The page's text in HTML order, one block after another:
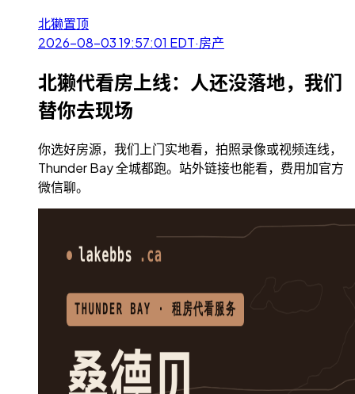
北獭置顶
2026-08-03 19:57:01 EDT·房产
北獭代看房上线：人还没落地，我们
替你去现场
你选好房源，我们上门实地看，拍照录像或视频连线，
Thunder Bay 全城都跑。站外链接也能看，费用加官方
微信聊。